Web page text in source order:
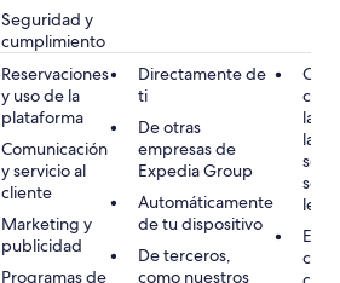
Seguridad y
cumplimiento
Reservaciones
y uso de la
plataforma
Comunicación
y servicio al
cliente
Marketing y
publicidad
Programas de
Directamente de
ti
De otras
empresas de
Expedia Group
Automáticamente
de tu dispositivo
De terceros,
como nuestros
las
las
se